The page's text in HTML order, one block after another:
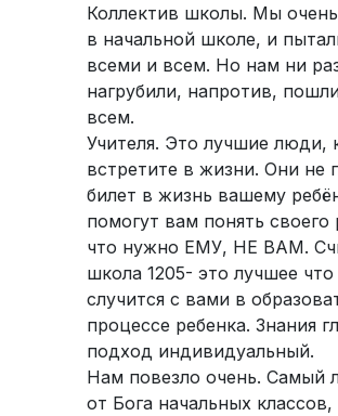
Коллектив школы. Мы
в начальной школе, и
всеми и всем. Но нам ни
нагрубили, напротив,
всем.
Учителя. Это лучшие люди,
встретите в жизни. Они не
билет в жизнь вашему
помогут вам понять своего
что нужно ЕМУ, НЕ ВАМ.
школа 1205- это лучшее
случится с вами в
процессе ребенка. Знания
подход индивидуальный.
Нам повезло очень. Самый
от Бога начальных